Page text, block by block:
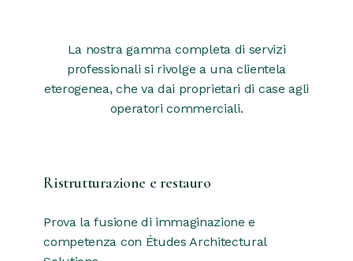
La nostra gamma completa di servizi
professionali si rivolge a una clientela
eterogenea, che va dai proprietari di case agli
operatori commerciali.
Ristrutturazione e restauro
Prova la fusione di immaginazione e
competenza con Études Architectural